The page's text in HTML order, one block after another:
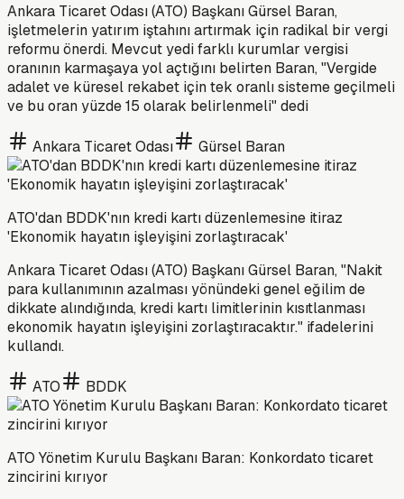
Ankara Ticaret Odası (ATO) Başkanı Gürsel Baran,
işletmelerin yatırım iştahını artırmak için radikal bir vergi
reformu önerdi. Mevcut yedi farklı kurumlar vergisi
oranının karmaşaya yol açtığını belirten Baran, "Vergide
adalet ve küresel rekabet için tek oranlı sisteme geçilmeli
ve bu oran yüzde 15 olarak belirlenmeli" dedi
Ankara Ticaret Odası Gürsel Baran
ATO'dan BDDK'nın kredi kartı düzenlemesine itiraz
'Ekonomik hayatın işleyişini zorlaştıracak'
Ankara Ticaret Odası (ATO) Başkanı Gürsel Baran, "Nakit
para kullanımının azalması yönündeki genel eğilim de
dikkate alındığında, kredi kartı limitlerinin kısıtlanması
ekonomik hayatın işleyişini zorlaştıracaktır." ifadelerini
kullandı.
ATO BDDK
ATO Yönetim Kurulu Başkanı Baran: Konkordato ticaret
zincirini kırıyor